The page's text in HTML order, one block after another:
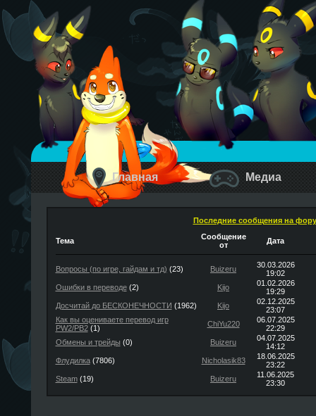
Главная Медиа
Последние сообщения на
Тема
Сообщение
от
Дата
Вопросы (по игре, гайдам и тд) (23) Buizeru
30.03.2026
19:02
Ошибки в переводе(2) Kijo
01.02.2026
19:29
Досчитай до БЕСКОНЕЧНОСТИ (1962) Kijo
02.12.2025
23:07
Как вы оцениваете перевод игр
PW2/PB2(1) ChiYu220
06.07.2025
22:29
Обмены и трейды (0) Buizeru
04.07.2025
14:12
Флудилка(7806) Nicholasik83
18.06.2025
23:22
Steam(19) Buizeru
11.06.2025
23:30